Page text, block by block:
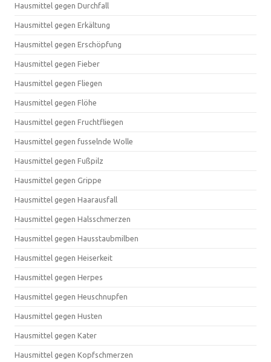
Hausmittel gegen Durchfall
Hausmittel gegen Erkältung
Hausmittel gegen Erschöpfung
Hausmittel gegen Fieber
Hausmittel gegen Fliegen
Hausmittel gegen Flöhe
Hausmittel gegen Fruchtfliegen
Hausmittel gegen fusselnde Wolle
Hausmittel gegen Fußpilz
Hausmittel gegen Grippe
Hausmittel gegen Haarausfall
Hausmittel gegen Halsschmerzen
Hausmittel gegen Hausstaubmilben
Hausmittel gegen Heiserkeit
Hausmittel gegen Herpes
Hausmittel gegen Heuschnupfen
Hausmittel gegen Husten
Hausmittel gegen Kater
Hausmittel gegen Kopfschmerzen